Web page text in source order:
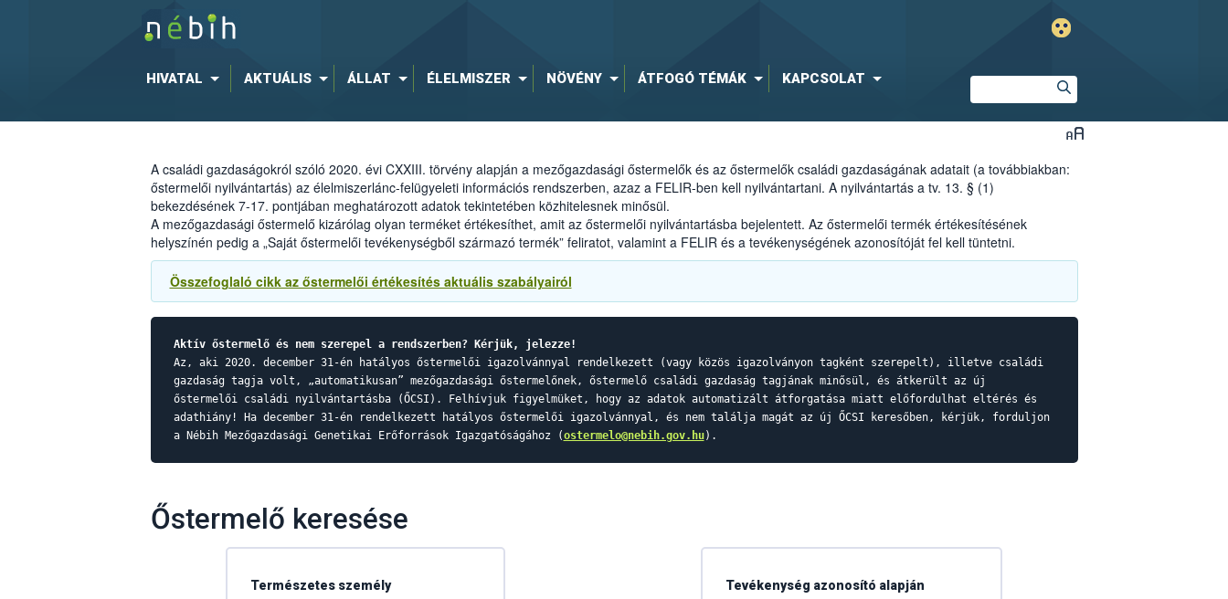
HIVATAL AKTUÁLIS ÁLLAT ÉLELMISZER NÖVÉNY ÁTFOGÓ TÉMÁK KAPCSOLAT
A családi gazdaságokról szóló 2020. évi CXXIII. törvény alapján a mezőgazdasági őstermelők és az őstermelők családi gazdaságának adatait (a továbbiakban:
őstermelői nyilvántartás) az élelmiszerlánc-felügyeleti információs rendszerben, azaz a FELIR-ben kell nyilvántartani. A nyilvántartás a tv. 13. § (1)
bekezdésének 7-17. pontjában meghatározott adatok tekintetében közhitelesnek minősül.
A mezőgazdasági őstermelő kizárólag olyan terméket értékesíthet, amit az őstermelői nyilvántartásba bejelentett. Az őstermelői termék értékesítésének
helyszínén pedig a „Saját őstermelői tevékenységből származó termék” feliratot, valamint a FELIR és a tevékenységének azonosítóját fel kell tüntetni.
Összefoglaló cikk az őstermelői értékesítés aktuális szabályairól
Aktív őstermelő és nem szerepel a rendszerben? Kérjük, jelezze!
Az, aki 2020. december 31-én hatályos őstermelői igazolvánnyal rendelkezett (vagy közös igazolványon tagként szerepelt), illetve családi
gazdaság tagja volt, „automatikusan” mezőgazdasági őstermelőnek, őstermelő családi gazdaság tagjának minősül, és átkerült az új
őstermelői családi nyilvántartásba (ŐCSI). Felhívjuk figyelmüket, hogy az adatok automatizált átforgatása miatt előfordulhat eltérés és
adathiány! Ha december 31-én rendelkezett hatályos őstermelői igazolvánnyal, és nem találja magát az új ŐCSI keresőben, kérjük, forduljon
a Nébih Mezőgazdasági Genetikai Erőforrások Igazgatóságához (ostermelo@nebih.gov.hu).
Őstermelő keresése
Természetes személy Tevékenység azonosító alapján